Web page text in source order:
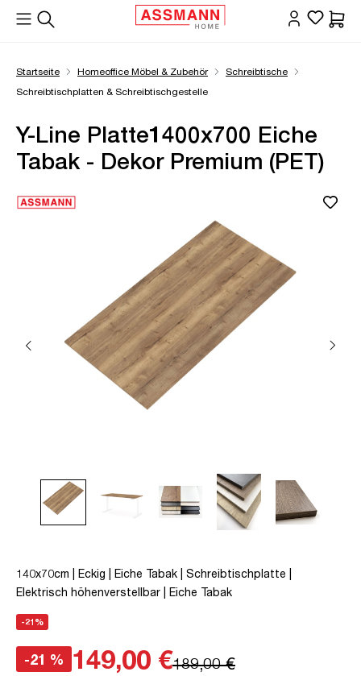
springen
Startseite Homeoffice Möbel & Zubehör
Schreibtische
Schreibtischplatten & Schreibtischgestelle
Y-Line Platte1400x700 Eiche
Tabak - Dekor Premium (PET)
140x70cm | Eckig | Eiche Tabak | Schreibtischplatte |
Elektrisch höhenverstellbar | Eiche Tabak
-21%
-21 % 149,00 €189,00 €